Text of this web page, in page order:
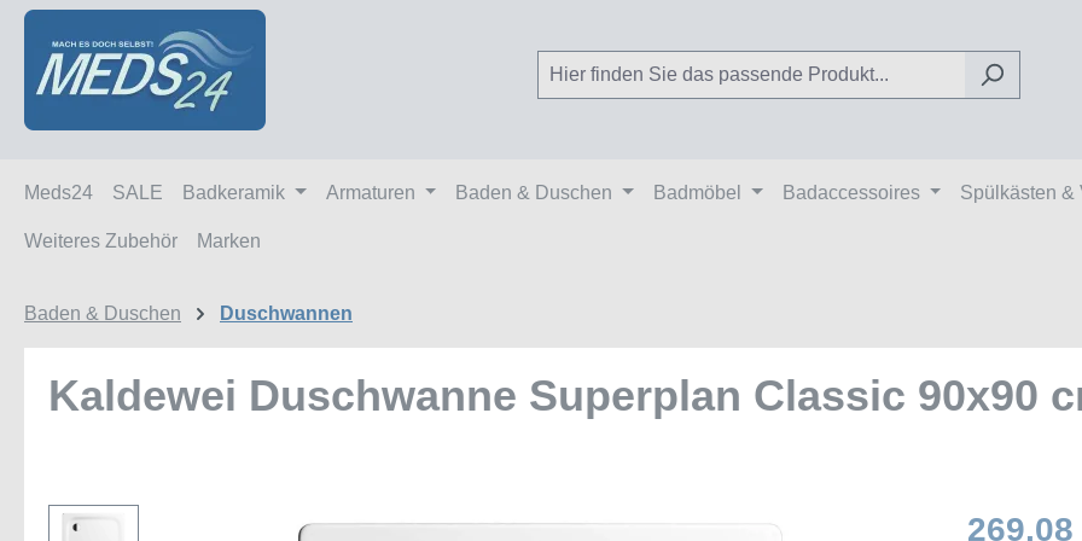
Hauptinhalt springen
Zur Suche springen
Zur Hauptnavigation springen
Meds24 SALE Badkeramik Armaturen Baden & Duschen Badmöbel Badaccessoires Spülkästen &
Weiteres Zubehör Marken
Baden & Duschen Duschwannen
Kaldewei Duschwanne Superplan Classic 90x90
Bildergalerie überspringen 269,08